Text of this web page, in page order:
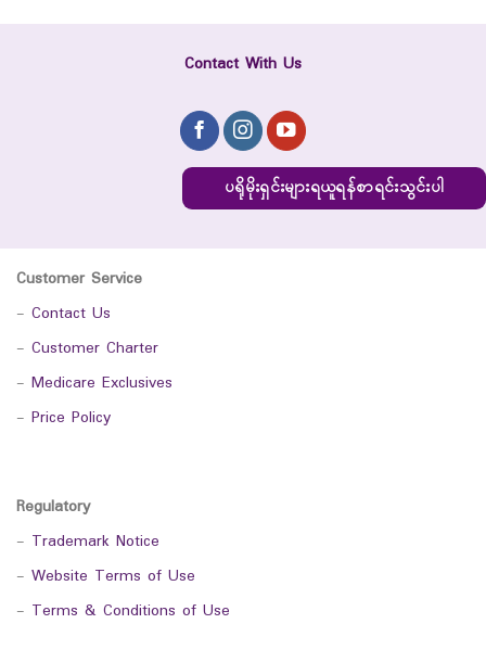
Contact With Us
ပရိုမိုးရှင်းများရယူရန်စာရင်းသွင်းပါ
Customer Service
- Contact Us
- Customer Charter
- Medicare Exclusives
- Price Policy
Regulatory
- Trademark Notice
- Website Terms of Use
- Terms & Conditions of Use